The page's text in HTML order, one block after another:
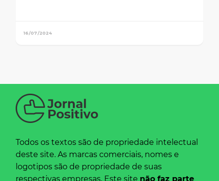
16/07/2024
Todos os textos são de propriedade intelectual
deste site. As marcas comerciais, nomes e
logotipos são de propriedade de suas
respectivas empresas. Este site não faz parte